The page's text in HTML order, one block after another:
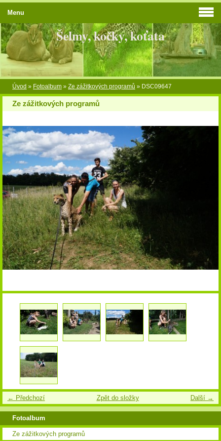
Šelmy, kočky, koťata
Úvod » Fotoalbum » Ze zážitkových programů » DSC09647
Ze zážitkových programů
← Předchozí Další →
Zpět do složky
Menu
Fotoalbum
Ze zážitkových programů